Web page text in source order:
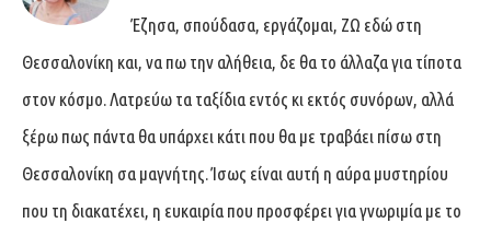
Έζησα, σπούδασα, εργάζομαι, ΖΩ εδώ στη
Θεσσαλονίκη και, να πω την αλήθεια, δε θα το άλλαζα για τίποτα
στον κόσμο. Λατρεύω τα ταξίδια εντός κι εκτός συνόρων, αλλά
ξέρω πως πάντα θα υπάρχει κάτι που θα με τραβάει πίσω στη
Θεσσαλονίκη σα μαγνήτης. Ίσως είναι αυτή η αύρα μυστηρίου
που τη διακατέχει, η ευκαιρία που προσφέρει για γνωριμία με το